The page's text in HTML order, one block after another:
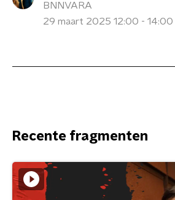
BNNVARA
29 maart 2025 12:00 - 14:00
Recente fragmenten